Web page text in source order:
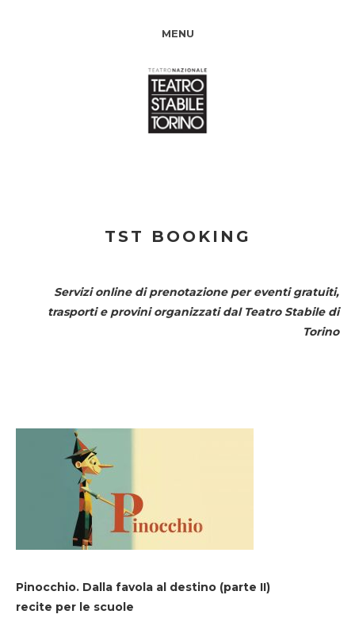
MENU
TST BOOKING
Servizi online di prenotazione per eventi gratuiti,
trasporti e provini organizzati dal Teatro Stabile di
Torino
Pinocchio. Dalla favola al destino (parte II)
recite per le scuole